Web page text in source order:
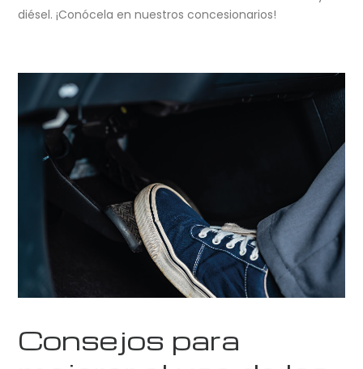
diésel. ¡Conócela en nuestros concesionarios!
Consejos para